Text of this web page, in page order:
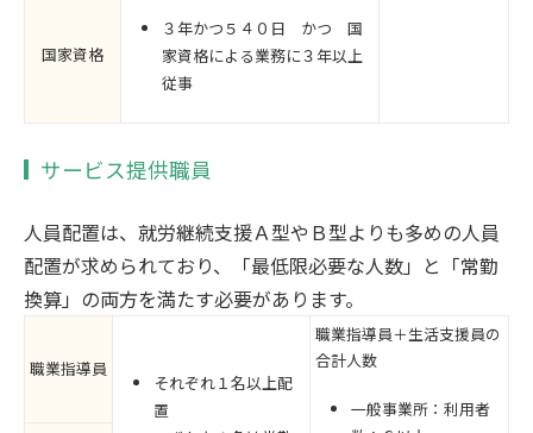
国家資格
３年かつ５４０日 かつ 国
家資格による業務に３年以上
従事
サービス提供職員
人員配置は、就労継続支援Ａ型やＢ型よりも多めの人員
配置が求められており、「最低限必要な人数」と「常勤
換算」の両方を満たす必要があります。
職業指導員
それぞれ１名以上配
置
職業指導員＋生活支援員の
合計人数
一般事業所：利用者